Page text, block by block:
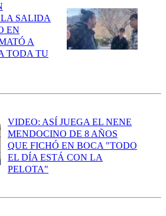
SALIDA
EN
A
TODA TU
VIDEO: ASÍ JUEGA EL NENE
MENDOCINO DE 8 AÑOS
QUE FICHÓ EN BOCA "TODO
EL DÍA ESTÁ CON LA
PELOTA"